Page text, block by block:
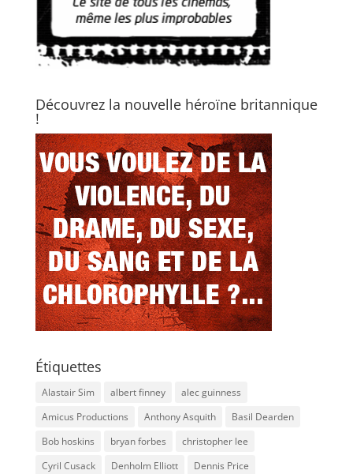
Découvrez la nouvelle héroïne britannique
!
Étiquettes
Alastair Sim albert finney
alec guinness
Amicus Productions
Anthony Asquith
Basil Dearden
Bob hoskins
bryan forbes
christopher lee
Cyril Cusack
Denholm Elliott
Dennis Price